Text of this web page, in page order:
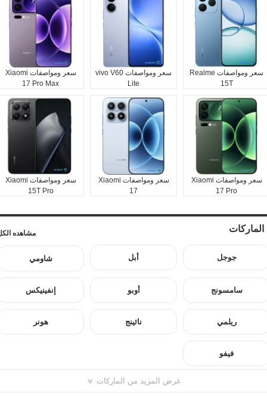
سعر ومواصفات Realme
15T
سعر ومواصفات vivo V60
Lite
سعر ومواصفات Xiaomi
17 Pro Max
سعر ومواصفات Xiaomi
17 Pro
سعر ومواصفات Xiaomi
17
سعر ومواصفات Xiaomi
15T Pro
الماركات مشاهده
جوجل أبل شاومي
سامسونج أوبو إنفينيكس
ريلمي ناثينج هونر
فيفو
عرض المزيد من الماركات